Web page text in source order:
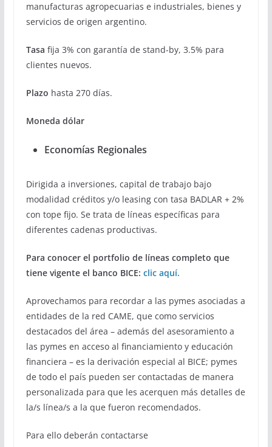
manufacturas agropecuarias e industriales, bienes y
servicios de origen argentino.
Tasa fija 3% con garantía de stand-by, 3.5% para
clientes nuevos.
Plazo hasta 270 días.
Moneda dólar
Economías Regionales
Dirigida a inversiones, capital de trabajo bajo
modalidad créditos y/o leasing con tasa BADLAR + 2%
con tope fijo. Se trata de líneas específicas para
diferentes cadenas productivas.
Para conocer el portfolio de líneas completo que
tiene vigente el banco BICE: clic aquí.
Aprovechamos para recordar a las pymes asociadas a
entidades de la red CAME, que como servicios
destacados del área – además del asesoramiento a
las pymes en acceso al financiamiento y educación
financiera – es la derivación especial al BICE; pymes
de todo el país pueden ser contactadas de manera
personalizada para que les acerquen más detalles de
la/s línea/s a la que fueron recomendados.
Para ello deberán contactarse